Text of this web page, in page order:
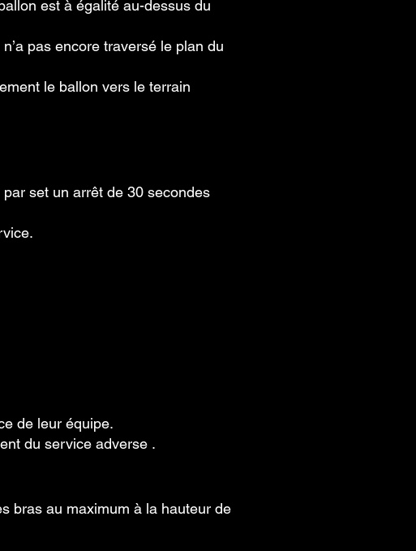
est à égalité au-dessus du
pas encore traversé le plan du
le ballon vers le terrain
set un arrêt de 30 secondes
de leur équipe.
du service adverse .
bras au maximum à la hauteur de